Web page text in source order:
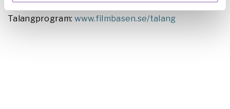
Talangprogram: www.filmbasen.se/talang